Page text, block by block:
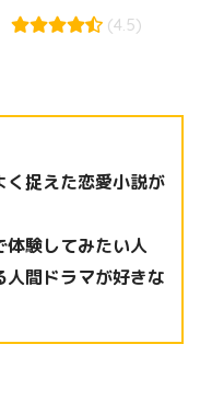
(4.5)
捉えた恋愛小説が
験してみたい人
間ドラマが好きな